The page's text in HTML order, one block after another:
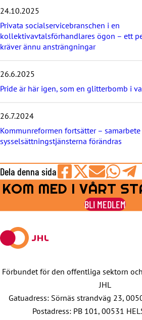
24.10.2025
Privata socialservicebranschen i en
kollektivavtalsförhandlares ögon – ett
kräver ännu ansträngningar
26.6.2025
Pride är här igen, som en glitterbomb i
26.7.2024
Kommunreformen fortsätter –
sysselsättningstjänsterna förändras
Dela denna sida
Share
on
Facebook
Share
on
Share
by
E-
Share
on
WhatsApp
Share
on
KOM MED I VÅRT
BLI MEDLEM
Förbundet för den offentliga sektorn
JHL
Gatuadress: Sörnäs strandväg 23,
Postadress: PB 101, 00531